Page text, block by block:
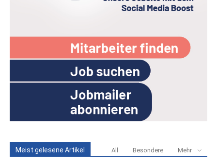
Meist gelesene Artikel All Besondere Mehr